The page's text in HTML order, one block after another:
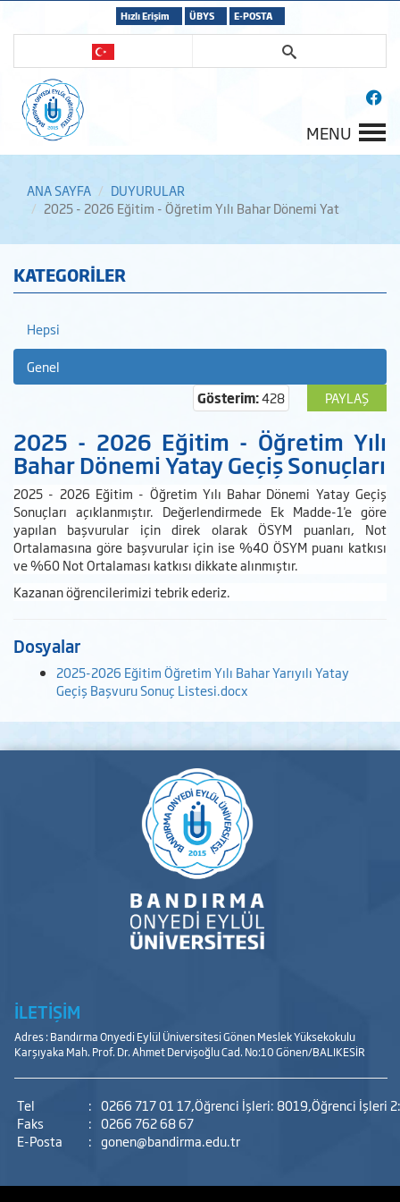
Hızlı Erişim ÜBYS E-POSTA
MENU
ANA SAYFA
DUYURULAR
2025 - 2026 Eğitim - Öğretim Yılı Bahar Dönemi Yat
KATEGORİLER
Hepsi
Genel
PAYLAŞ
Gösterim:428
2025 - 2026 Eğitim - Öğretim Yılı
Bahar Dönemi Yatay Geçiş Sonuçları
2025 - 2026 Eğitim - Öğretim Yılı Bahar Dönemi Yatay Geçiş
Sonuçları açıklanmıştır. Değerlendirmede Ek Madde-1'e göre
yapılan başvurular için direk olarak ÖSYM puanları, Not
Ortalamasına göre başvurular için ise %40 ÖSYM puanı katkısı
ve %60 Not Ortalaması katkısı dikkate alınmıştır.
Kazanan öğrencilerimizi tebrik ederiz.
Dosyalar
2025-2026 Eğitim Öğretim Yılı Bahar Yarıyılı Yatay
Geçiş Başvuru Sonuç Listesi.docx
İLETİŞİM
Adres : Bandırma Onyedi Eylül Üniversitesi Gönen Meslek Yüksekokulu
Karşıyaka Mah. Prof. Dr. Ahmet Dervişoğlu Cad. No:10 Gönen/BALIKESİR
Tel : 0266 717 01 17,Öğrenci İşleri: 8019,Öğrenci İşleri
Faks
: 0266 762 68 67
E-Posta
: gonen@bandirma.edu.tr